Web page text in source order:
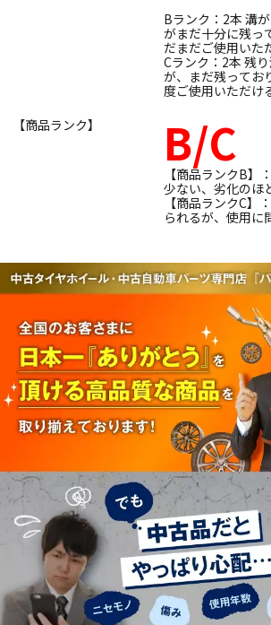
Bランク：2本 溝
がまだ十分に残っ
だまだご使用いた
Cランク：2本 残
が、まだ残ってお
度ご使用いただけ
【商品ランク】
B/C
【商品ランクB】
少ない、劣化のほ
【商品ランクC】
られるが、使用に